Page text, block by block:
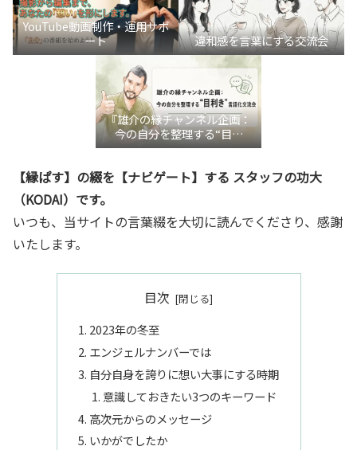
YouTube動画制作・運用サポ
ート
違和感を言葉にする交流会
『雄介の縁チャンネル企画：
今の自分を整理する“目利
き”言語化交流会』
【縁ぱす】の綴を【ナビゲート】する スタッフの功大
（KODAI）です。
いつも、当サイトの言葉綴を大切に読んでくださり、感謝
いたします。
目次
2023年の冬至
エンジェルナンバーでは
自分自身を誇りに想い大事にする時期
意識しておきたい3つのキーワード
高次元からのメッセージ
いかがでしたか